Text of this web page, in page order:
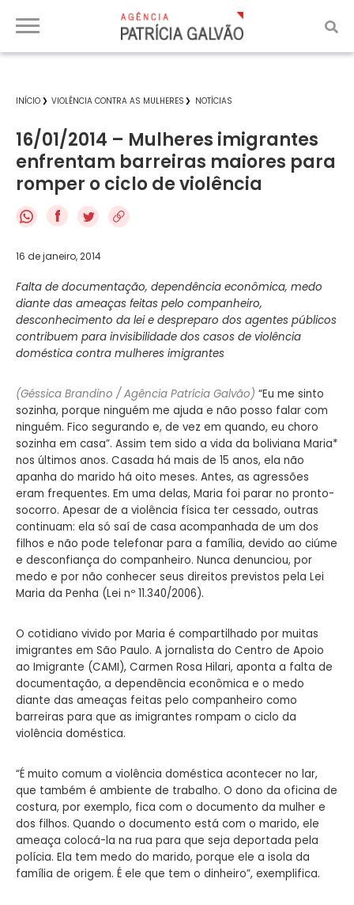
INÍCIO VIOLÊNCIA CONTRA AS MULHERES NOTÍCIAS
16/01/2014 – Mulheres imigrantes
enfrentam barreiras maiores para
romper o ciclo de violência
f
16 de janeiro, 2014
Falta de documentação, dependência econômica, medo
diante das ameaças feitas pelo companheiro,
desconhecimento da lei e despreparo dos agentes públicos
contribuem para invisibilidade dos casos de violência
doméstica contra mulheres imigrantes
(Géssica Brandino / Agência Patrícia Galvão) “Eu me sinto
sozinha, porque ninguém me ajuda e não posso falar com
ninguém. Fico segurando e, de vez em quando, eu choro
sozinha em casa”. Assim tem sido a vida da boliviana Maria*
nos últimos anos. Casada há mais de 15 anos, ela não
apanha do marido há oito meses. Antes, as agressões
eram frequentes. Em uma delas, Maria foi parar no pronto-
socorro. Apesar de a violência física ter cessado, outras
continuam: ela só saí de casa acompanhada de um dos
filhos e não pode telefonar para a família, devido ao ciúme
e desconfiança do companheiro. Nunca denunciou, por
medo e por não conhecer seus direitos previstos pela Lei
Maria da Penha (Lei nº 11.340/2006).
O cotidiano vivido por Maria é compartilhado por muitas
imigrantes em São Paulo. A jornalista do Centro de Apoio
ao Imigrante (CAMI), Carmen Rosa Hilari, aponta a falta de
documentação, a dependência econômica e o medo
diante das ameaças feitas pelo companheiro como
barreiras para que as imigrantes rompam o ciclo da
violência doméstica.
“É muito comum a violência doméstica acontecer no lar,
que também é ambiente de trabalho. O dono da oficina de
costura, por exemplo, fica com o documento da mulher e
dos filhos. Quando o documento está com o marido, ele
ameaça colocá-la na rua para que seja deportada pela
polícia. Ela tem medo do marido, porque ele a isola da
família de origem. É ele que tem o dinheiro”, exemplifica.